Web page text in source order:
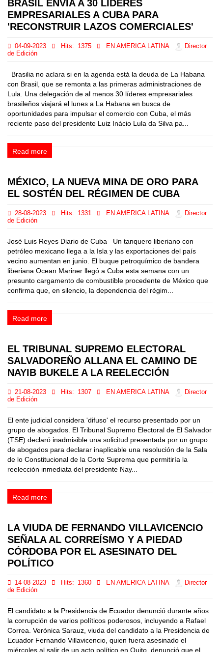
BRASIL ENVÍA A 30 LÍDERES
EMPRESARIALES A CUBA PARA
'RECONSTRUIR LAZOS COMERCIALES'
04-09-2023 Hits: 1375 EN AMERICA LATINA
Director
de Edición
Brasilia no aclara si en la agenda está la deuda de La Habana
con Brasil, que se remonta a las primeras administraciones de
Lula. Una delegación de al menos 30 líderes empresariales
brasileños viajará el lunes a La Habana en busca de
oportunidades para impulsar el comercio con Cuba, el más
reciente paso del presidente Luiz Inácio Lula da Silva pa...
Read more
MÉXICO, LA NUEVA MINA DE ORO PARA
EL SOSTÉN DEL RÉGIMEN DE CUBA
28-08-2023 Hits: 1331 EN AMERICA LATINA
Director
de Edición
José Luis Reyes Diario de Cuba Un tanquero liberiano con
petróleo mexicano llega a la Isla y las exportaciones del país
vecino aumentan en junio. El buque petroquímico de bandera
liberiana Ocean Mariner llegó a Cuba esta semana con un
presunto cargamento de combustible procedente de México que
confirma que, en silencio, la dependencia del régim...
Read more
EL TRIBUNAL SUPREMO ELECTORAL
SALVADOREÑO ALLANA EL CAMINO DE
NAYIB BUKELE A LA REELECCIÓN
21-08-2023 Hits: 1307 EN AMERICA LATINA
Director
de Edición
El ente judicial considera 'difuso' el recurso presentado por un
grupo de abogados. El Tribunal Supremo Electoral de El Salvador
(TSE) declaró inadmisible una solicitud presentada por un grupo
de abogados para declarar inaplicable una resolución de la Sala
de lo Constitucional de la Corte Suprema que permitiría la
reelección inmediata del presidente Nay...
Read more
LA VIUDA DE FERNANDO VILLAVICENCIO
SEÑALA AL CORREÍSMO Y A PIEDAD
CÓRDOBA POR EL ASESINATO DEL
POLÍTICO
14-08-2023 Hits: 1360 EN AMERICA LATINA
Director
de Edición
El candidato a la Presidencia de Ecuador denunció durante años
la corrupción de varios políticos poderosos, incluyendo a Rafael
Correa. Verónica Sarauz, viuda del candidato a la Presidencia de
Ecuador Fernando Villavicencio, quien fuera asesinado el
miércoles al salir de un acto político en Quito, denunció que el